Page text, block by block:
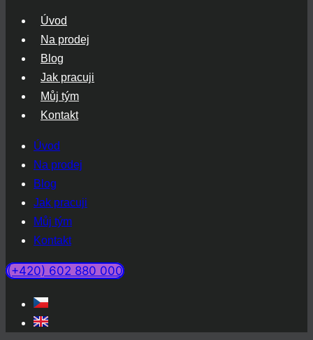
Úvod
Na prodej
Blog
Jak pracuji
Můj tým
Kontakt
Úvod
Na prodej
Blog
Jak pracuji
Můj tým
Kontakt
(+420) 602 880 000